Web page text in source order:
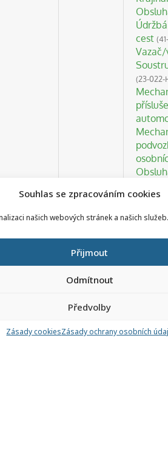
Souhlas se zpracováním cookies
našich webových stránek a našich služeb.
Přijmout
Odmítnout
Předvolby
Zásady cookiesZásady ochrany osobních
cest
(23-022-